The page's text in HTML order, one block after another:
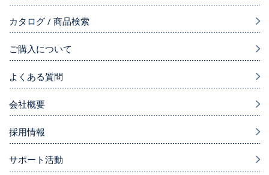
カタログ / 商品検索
ご購入について
よくある質問
会社概要
採用情報
サポート活動